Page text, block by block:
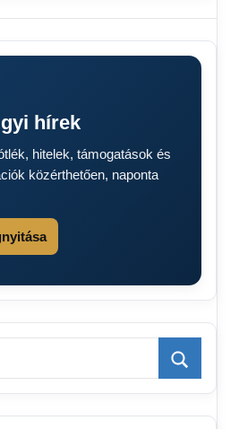
hírek
hitelek, támogatások és
közérthetően, naponta
Search